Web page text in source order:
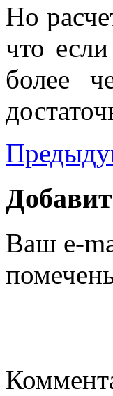
Но
что
более
Ваш e-